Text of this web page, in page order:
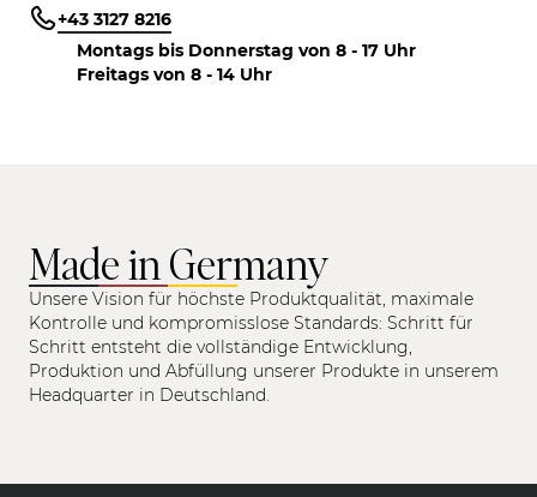
+43 3127 8216
Montags bis Donnerstag von 8 - 17 Uhr
Freitags von 8 - 14 Uhr
Made in Germany
Unsere Vision für höchste Produktqualität, maximale
Kontrolle und kompromisslose Standards: Schritt für
Schritt entsteht die vollständige Entwicklung,
Produktion und Abfüllung unserer Produkte in unserem
Headquarter in Deutschland.